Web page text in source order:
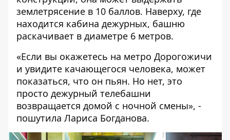
землетрясение в 10 баллов. Наверху, где
находится кабина дежурных, башню
раскачивает в диаметре 6 метров.
«Если вы окажетесь на метро Дорогожичи
и увидите качающегося человека, может
показаться, что он пьян. Но нет, это
просто дежурный телебашни
возвращается домой с ночной смены», -
пошутила Лариса Богданова.